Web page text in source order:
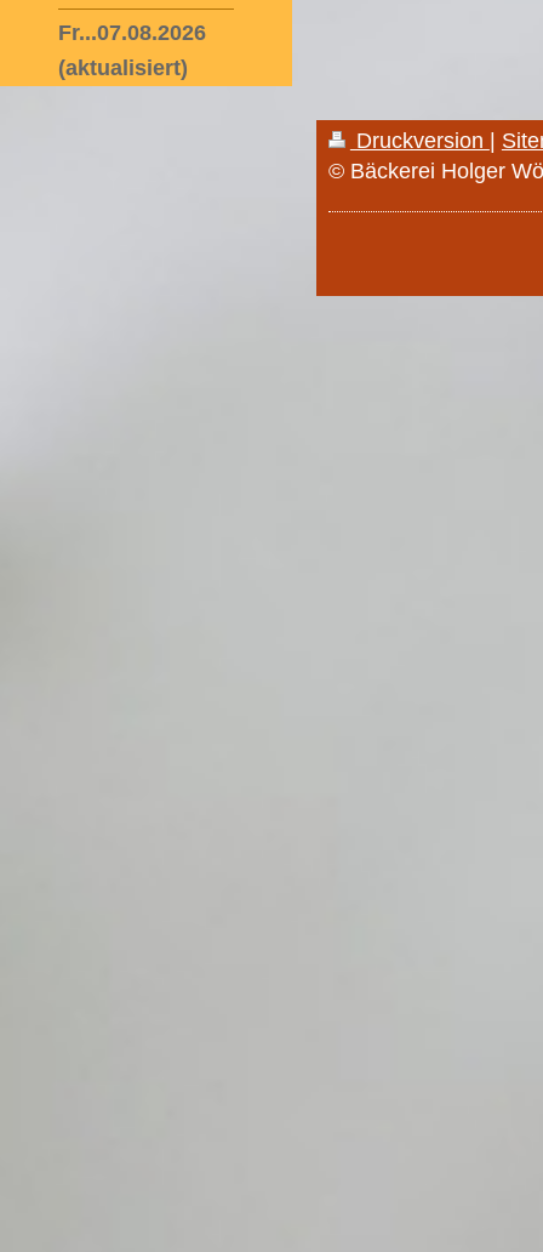
Fr...07.08.2026
(aktualisiert)
Druckversion |
© Bäckerei Holger